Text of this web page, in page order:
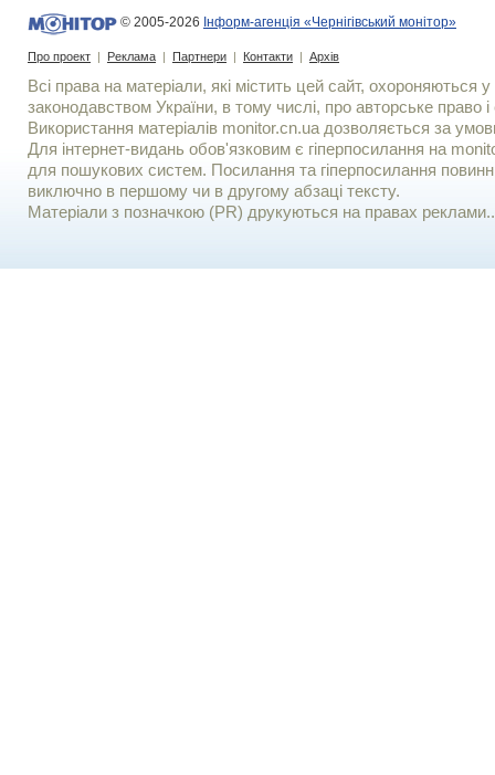
© 2005-2026 Інформ-агенція «Чернігівський монітор»
Про проект | Реклама | Партнери | Контакти | Архів
Всі права на матеріали, які містить цей сайт, охороняються у
законодавством України, в тому числі, про авторське право і
Використання матерiалiв monitor.cn.ua дозволяється за
Для iнтернет-видань обов'язковим є гiперпосилання на
для пошукових систем. Посилання та гіперпосилання
виключно в першому чи в другому абзаці тексту.
Матеріали з позначкою (PR) друкуються на правах реклами..